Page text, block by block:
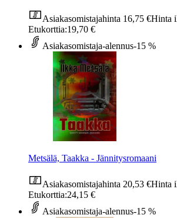
Asiakasomistajahinta 16,75 €Hinta
Etukorttia:19,70 €
Asiakasomistaja-alennus-15 %
Metsälä, Taakka - Jännitysromaani
Asiakasomistajahinta 20,53 €Hinta
Etukorttia:24,15 €
Asiakasomistaja-alennus-15 %